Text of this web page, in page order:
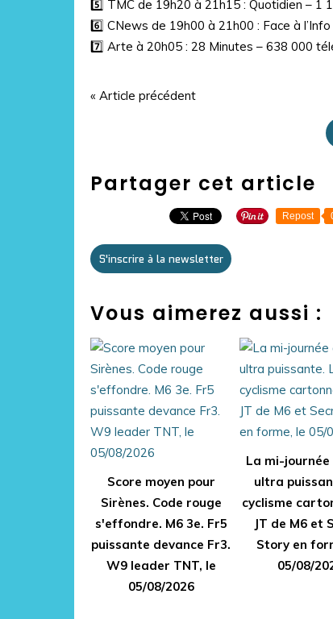
5️⃣ TMC de 19h20 à 21h15 : Quotidien – 1
6️⃣ CNews de 19h00 à 21h00 : Face à
7️⃣ Arte à 20h05 : 28 Minutes – 638 000
« Article précédent
Partager cet article
Repost
S'inscrire à la newsletter
Vous aimerez aussi :
Score moyen pour
Sirènes. Code rouge
s'effondre. M6 3e. Fr5
puissante devance Fr3.
W9 leader TNT, le
05/08/2026
La mi-journée
ultra
cyclisme
JT de M6 et
Story en
05/08/